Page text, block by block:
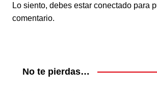
Lo siento, debes estar conectadopara
comentario.
No te pierdas…